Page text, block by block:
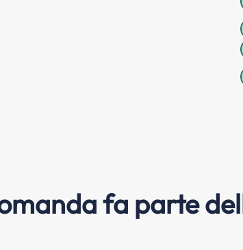
fa parte